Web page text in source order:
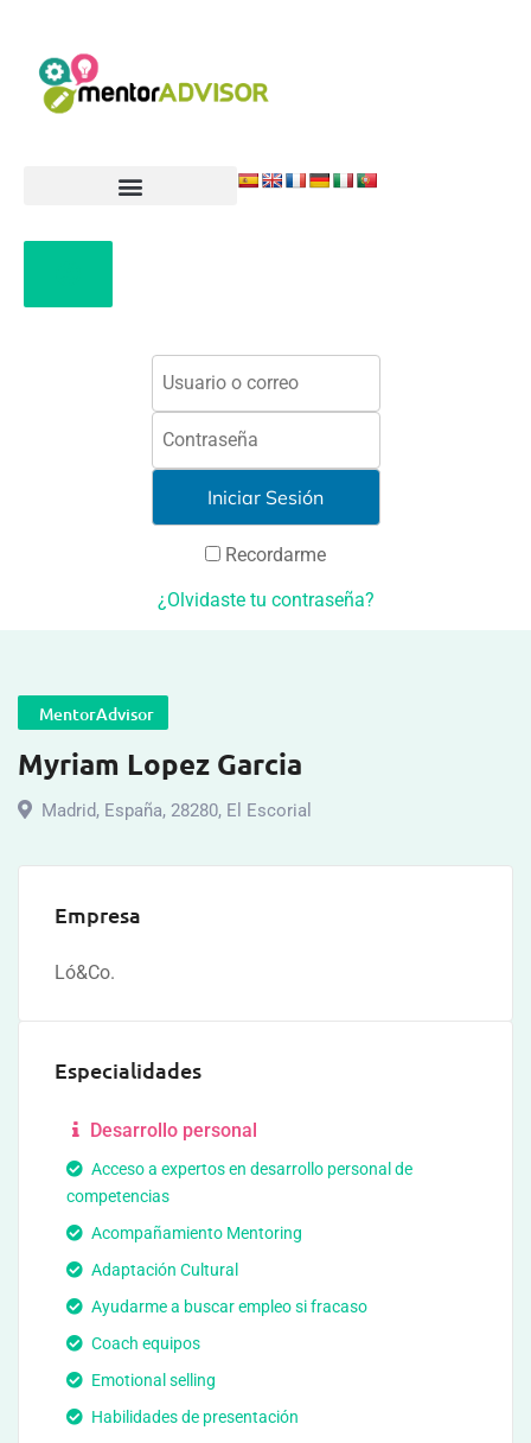
Recordarme
¿Olvidaste tu contraseña?
MentorAdvisor
Myriam Lopez Garcia
Madrid, España, 28280, El Escorial
Empresa
Ló&Co.
Especialidades
Desarrollo personal
Acceso a expertos en desarrollo personal de
competencias
Acompañamiento Mentoring
Adaptación Cultural
Ayudarme a buscar empleo si fracaso
Coach equipos
Emotional selling
Habilidades de presentación